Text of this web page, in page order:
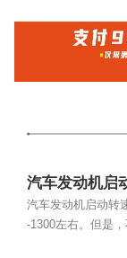
汽车发动机启
汽车发动机启动转
-1300左右。但是